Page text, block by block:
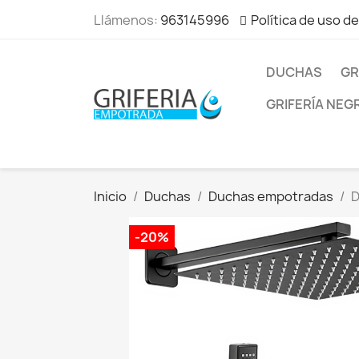
Llámenos: 963145996 Política de uso
DUCHAS
GRIFERÍA
Inicio Duchas Duchas empotradas
-20%